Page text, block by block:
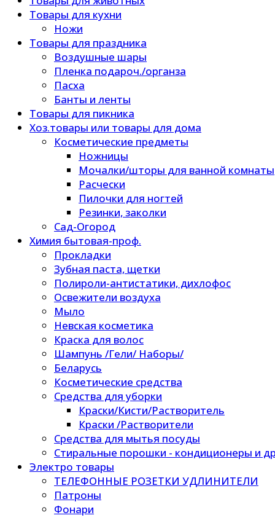
Товары для кухни
Ножи
Товары для праздника
Воздушные шары
Пленка подароч./органза
Пасха
Банты и ленты
Товары для пикника
Хоз.товары или товары для дома
Косметические предметы
Ножницы
Мочалки/шторы для ванной комнаты
Расчески
Пилочки для ногтей
Резинки, заколки
Сад-Огород
Химия бытовая-проф.
Прокладки
Зубная паста, щетки
Полироли-антистатики, дихлофос
Освежители воздуха
Мыло
Невская косметика
Краска для волос
Шампунь /Гели/ Наборы/
Беларусь
Косметические средства
Средства для уборки
Краски/Кисти/Растворитель
Краски /Растворители
Средства для мытья посуды
Стиральные порошки - кондиционеры и
Электро товары
ТЕЛЕФОННЫЕ РОЗЕТКИ УДЛИНИТЕЛИ
Патроны
Фонари